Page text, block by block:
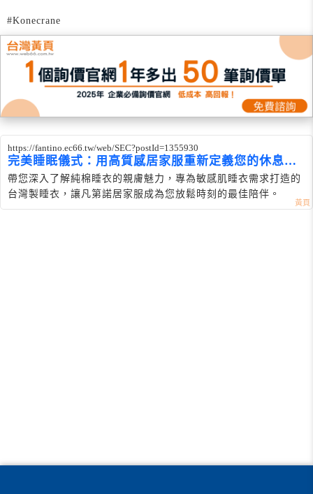
#Konecrane
https://fantino.ec66.tw/web/SEC?postId=1355930
完美睡眠儀式：用高質感居家服重新定義您的休息時
光
帶您深入了解純棉睡衣的親膚魅力，專為敏感肌睡衣需求打造的
台灣製睡衣，讓凡第諾居家服成為您放鬆時刻的最佳陪伴。